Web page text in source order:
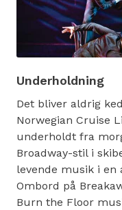
Underholdning
Det bliver aldrig
Norwegian Cruise
underholdt fra
Broadway-stil i
levende musik i en
Ombord på
Burn the Floor